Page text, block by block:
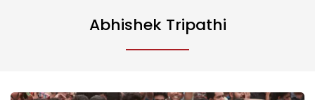
Abhishek Tripathi